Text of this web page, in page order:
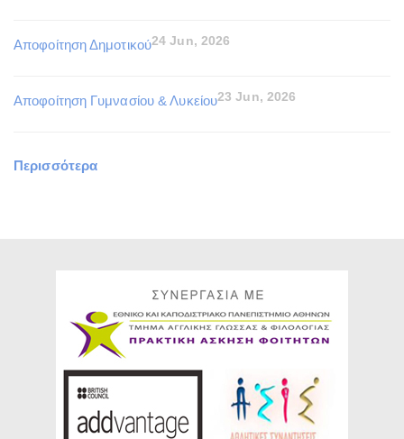
Αποφοίτηση Δημοτικού24 Jun, 2026
Αποφοίτηση Γυμνασίου & Λυκείου23 Jun, 2026
Περισσότερα